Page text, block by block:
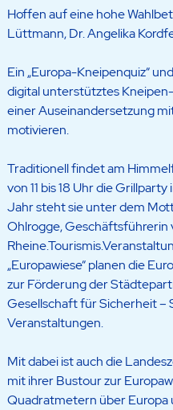
Hoffen auf eine hohe
Lüttmann, Dr. Angelika
Ein „Europa-Kneipenquiz“
digital unterstütztes
einer Auseinandersetzung
motivieren.
Traditionell findet am
von 11 bis 18 Uhr die
Jahr steht sie unter dem
Ohlrogge, Geschäftsführerin
„Europawiese“ planen die
zur Förderung der
Gesellschaft für Sicherheit –
Veranstaltungen.
Mit dabei ist auch die
mit ihrer Bustour zur
Quadratmetern über Europa